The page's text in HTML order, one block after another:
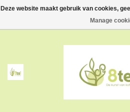
0
Thee
Deze website maakt gebruik van cookies,
Manage